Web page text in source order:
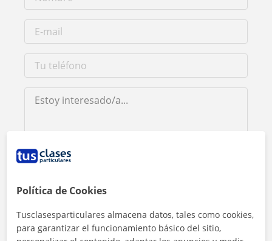
Al hacer clic, aceptas nuestro
Política de Cookies
Tusclasesparticulares almacena datos, tales como cookies,
para garantizar el funcionamiento básico del sitio,